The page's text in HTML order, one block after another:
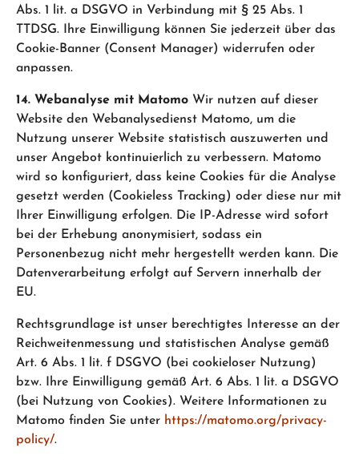
Abs. 1 lit. a DSGVO in Verbindung mit § 25 Abs. 1
TTDSG. Ihre Einwilligung können Sie jederzeit über das
Cookie-Banner (Consent Manager) widerrufen oder
anpassen.
14. Webanalyse mit Matomo Wir nutzen auf dieser
Website den Webanalysedienst Matomo, um die
Nutzung unserer Website statistisch auszuwerten und
unser Angebot kontinuierlich zu verbessern. Matomo
wird so konfiguriert, dass keine Cookies für die Analyse
gesetzt werden (Cookieless Tracking) oder diese nur mit
Ihrer Einwilligung erfolgen. Die IP-Adresse wird sofort
bei der Erhebung anonymisiert, sodass ein
Personenbezug nicht mehr hergestellt werden kann. Die
Datenverarbeitung erfolgt auf Servern innerhalb der
EU.
Rechtsgrundlage ist unser berechtigtes Interesse an der
Reichweitenmessung und statistischen Analyse gemäß
Art. 6 Abs. 1 lit. f DSGVO (bei cookieloser Nutzung)
bzw. Ihre Einwilligung gemäß Art. 6 Abs. 1 lit. a DSGVO
(bei Nutzung von Cookies). Weitere Informationen zu
Matomo finden Sie unter https://matomo.org/privacy-
policy/.